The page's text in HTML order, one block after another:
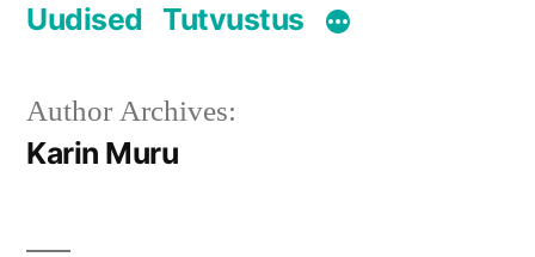
Uudised Tutvustus
Author Archives:
Karin Muru